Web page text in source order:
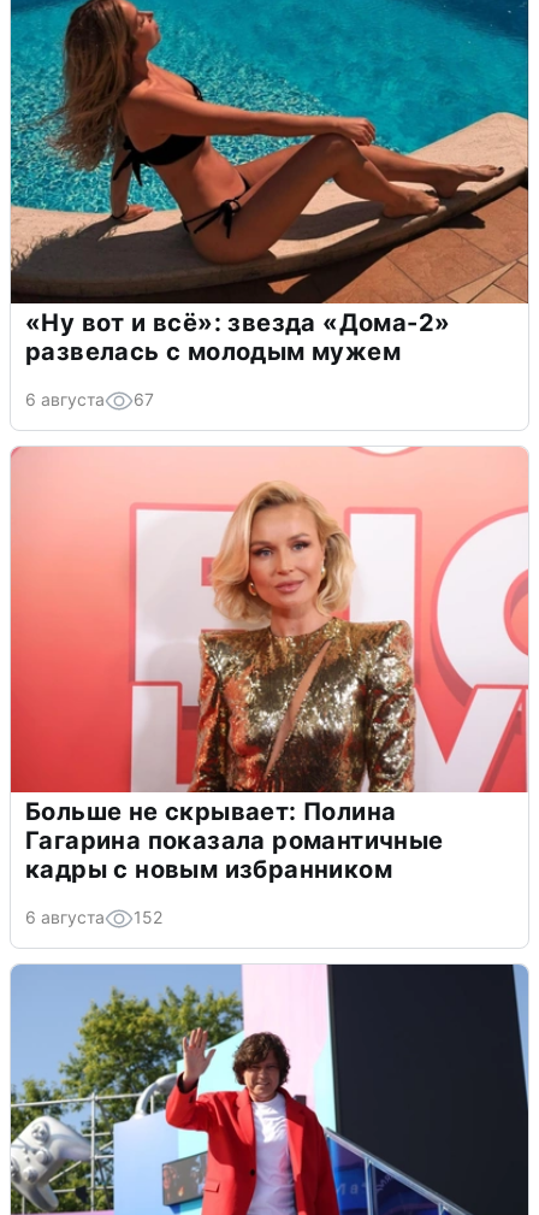
«Ну вот и всё»: звезда «Дома-2»
развелась с молодым мужем
6 августа 67
Больше не скрывает: Полина
Гагарина показала романтичные
кадры с новым избранником
6 августа 152